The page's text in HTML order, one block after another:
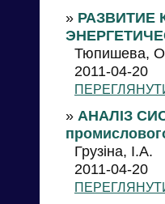
» РАЗВИТИЕ
Тюпишева,
2011-04-20
» АНАЛІЗ
Грузіна, І.А.
2011-04-20